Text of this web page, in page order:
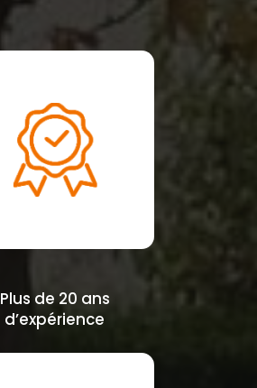
Plus de 20 ans
d’expérience